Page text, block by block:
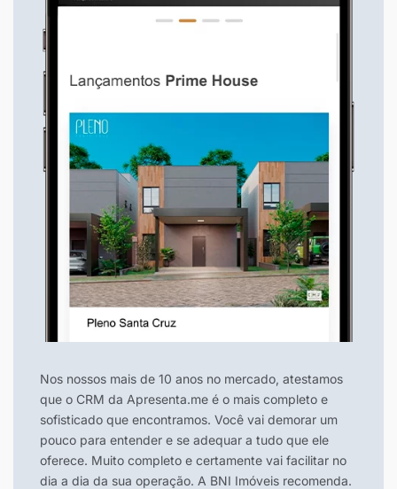
Nos nossos mais de 10 anos no mercado, atestamos
que o CRM da Apresenta.me é o mais completo e
sofisticado que encontramos. Você vai demorar um
pouco para entender e se adequar a tudo que ele
oferece. Muito completo e certamente vai facilitar no
dia a dia da sua operação. A BNI Imóveis recomenda.